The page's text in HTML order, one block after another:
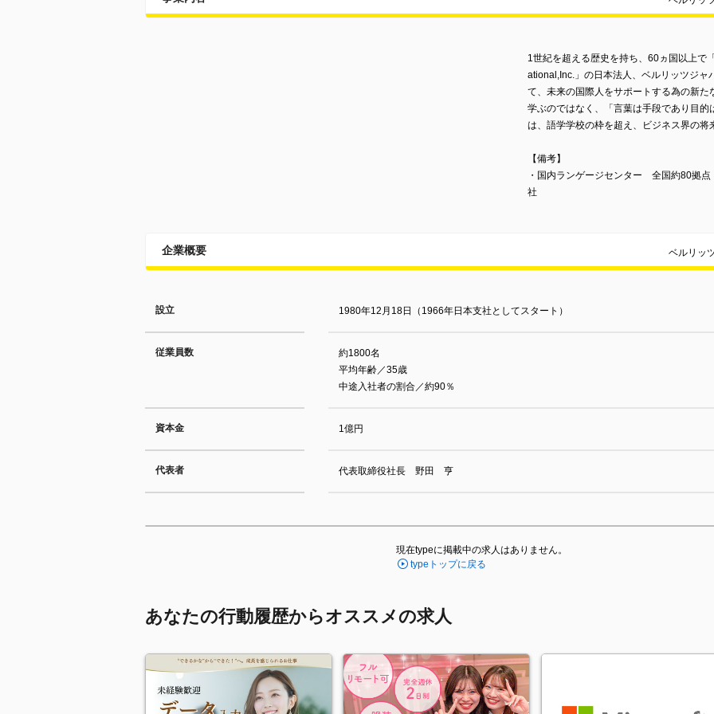
1世紀を超える歴史を持ち、60ヵ国以上で
ational,Inc.」の日本法人、ベルリッツジ
て、未来の国際人をサポートする為の新
学ぶのではなく、「言葉は手段であり目
は、語学学校の枠を超え、ビジネス界の
【備考】
・国内ランゲージセンター 全国約80
社
企業概要 ベルリッ
設立 1980年12月18日（1966年日本支社としてスタート）
従業員数
約1800名
平均年齢／35歳
中途入社者の割合／約90％
資本金 1億円
代表者 代表取締役社長 野田 亨
現在typeに掲載中の求人はありません。
typeトップに戻る
あなたの行動履歴からオススメの求人